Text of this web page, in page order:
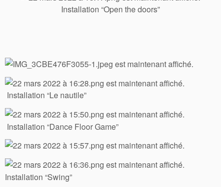
Installation “Open the doors”
Installation “Le nautile”
Installation “Dance Floor Game”
Installation “Swing”